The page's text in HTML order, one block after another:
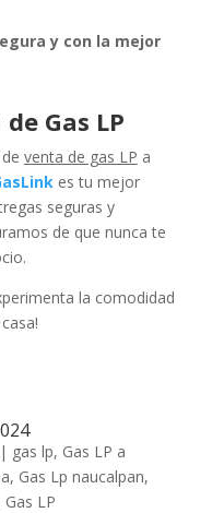
y con la mejor
Gas LP
venta de gas LP a
es tu mejor
seguras y
de que nunca te
la comodidad
gas lp, Gas LP a
, Gas Lp naucalpan,
Gas LP